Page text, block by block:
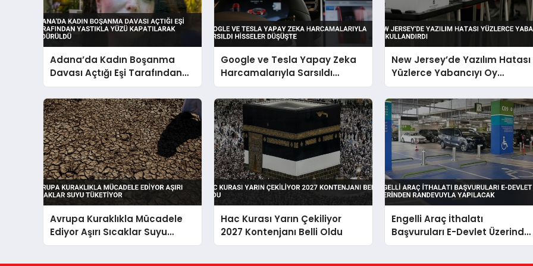
Adana’da Kadın Boşanma
Davası Açtığı Eşi Tarafından
Yastıkla Yüzü Kapatılarak
Öldürüldü
Google ve Tesla Yapay Zeka
Harcamalarıyla Sarsıldı
Hisseler Düşüşte
New Jersey’de Yazılım Hatası
Yüzlerce Yabancıyı Oy
Kullandırdı
Avrupa Kuraklıkla Mücadele
Ediyor Aşırı Sıcaklar Suyu
Tüketiyor
Hac Kurası Yarın Çekiliyor
2027 Kontenjanı Belli Oldu
Engelli Araç İthalatı
Başvuruları E-Devlet
Randevuyla Yapılacak